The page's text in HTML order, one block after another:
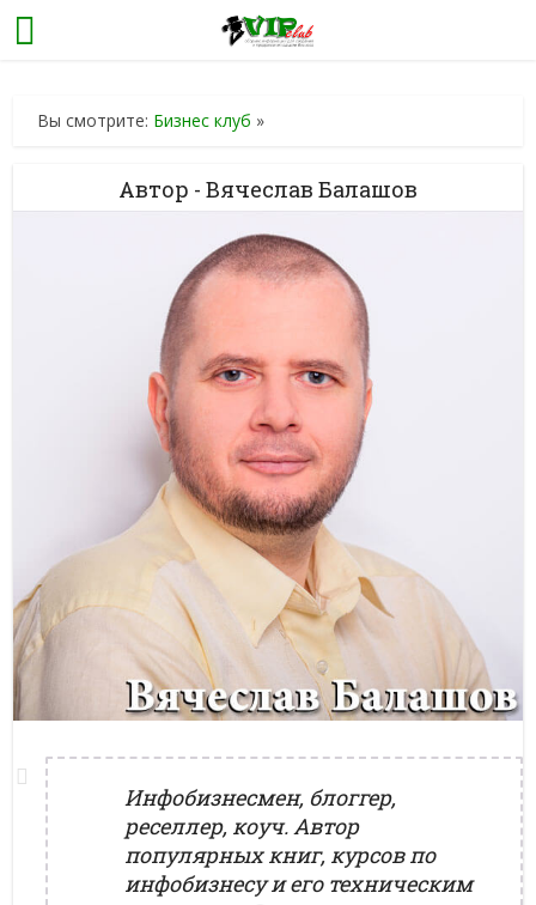
Вы смотрите: Бизнес клуб »
Автор - Вячеслав Балашов
Инфобизнесмен, блоггер,
реселлер, коуч. Автор
популярных книг, курсов по
инфобизнесу и его техническим